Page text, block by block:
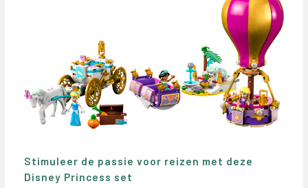
Stimuleer de passie voor reizen met deze
Disney Princess set